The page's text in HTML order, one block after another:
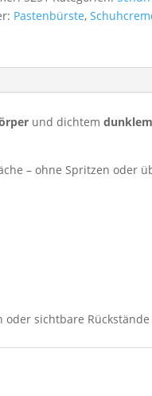
Pastenbürste,
und dichtem
– ohne Spritzen oder
oder sichtbare